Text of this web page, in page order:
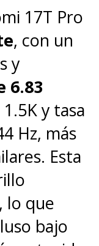
entre
rojo
y
un
crecer
17T Pro
, con un
y
6.83
y tasa
Hz, más
Esta
lo que
bajo